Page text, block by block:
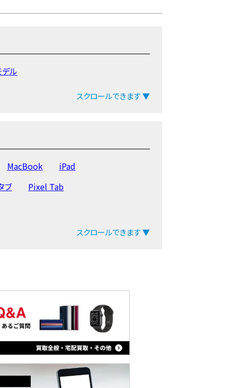
ル
スクロールできます ▼
MacBook
iPad
ブ
Pixel Tab
スクロールできます ▼